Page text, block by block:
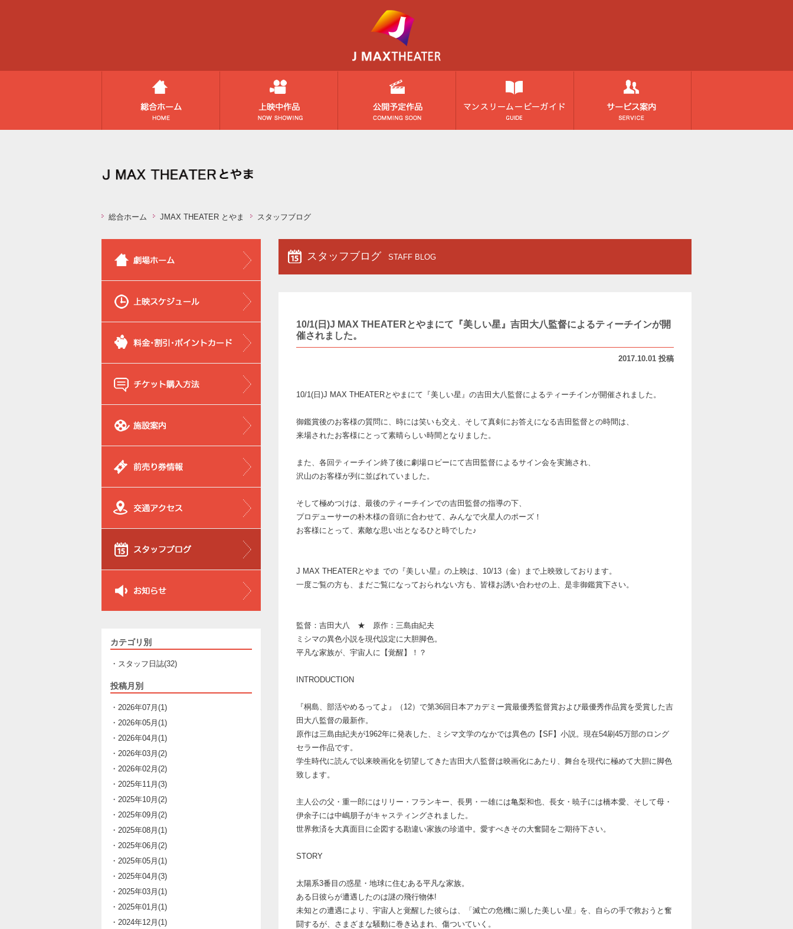
総合ホーム JMAX THEATER とやま スタッフブログ
カテゴリ別
・スタッフ日誌(32)
投稿月別
・2026年07月(1)
・2026年05月(1)
・2026年04月(1)
・2026年03月(2)
・2026年02月(2)
・2025年11月(3)
・2025年10月(2)
・2025年09月(2)
・2025年08月(1)
・2025年06月(2)
・2025年05月(1)
・2025年04月(3)
・2025年03月(1)
・2025年01月(1)
・2024年12月(1)
スタッフブログ STAFF BLOG
10/1(日)J MAX THEATERとやまにて『美しい星』吉田大八監督によるティーチインが開
催されました。
2017.10.01 投稿
10/1(日)J MAX THEATERとやまにて『美しい星』の吉田大八監督によるティーチインが開催されました。
御鑑賞後のお客様の質問に、時には笑いも交え、そして真剣にお答えになる吉田監督との時間は、
来場されたお客様にとって素晴らしい時間となりました。
また、各回ティーチイン終了後に劇場ロビーにて吉田監督によるサイン会を実施され、
沢山のお客様が列に並ばれていました。
そして極めつけは、最後のティーチインでの吉田監督の指導の下、
プロデューサーの朴木様の音頭に合わせて、みんなで火星人のポーズ！
お客様にとって、素敵な思い出となるひと時でした♪
J MAX THEATERとやま での『美しい星』の上映は、10/13（金）まで上映致しております。
一度ご覧の方も、まだご覧になっておられない方も、皆様お誘い合わせの上、是非御鑑賞下さい。
監督：吉田大八 ★ 原作：三島由紀夫
ミシマの異色小説を現代設定に大胆脚色。
平凡な家族が、宇宙人に【覚醒】！？
INTRODUCTION
『桐島、部活やめるってよ』（12）で第36回日本アカデミー賞最優秀監督賞および最優秀作品賞を受賞した吉
田大八監督の最新作。
原作は三島由紀夫が1962年に発表した、ミシマ文学のなかでは異色の【SF】小説。現在54刷45万部のロング
セラー作品です。
学生時代に読んで以来映画化を切望してきた吉田大八監督は映画化にあたり、舞台を現代に極めて大胆に脚色
致します。
主人公の父・重一郎にはリリー・フランキー、長男・一雄には亀梨和也、長女・暁子には橋本愛、そして母・
伊余子には中嶋朋子がキャスティングされました。
世界救済を大真面目に企図する勘違い家族の珍道中。愛すべきその大奮闘をご期待下さい。
STORY
太陽系3番目の惑星・地球に住むある平凡な家族。
ある日彼らが遭遇したのは謎の飛行物体!
未知との遭遇により、宇宙人と覚醒した彼らは、「滅亡の危機に瀕した美しい星」を、自らの手で救おうと奮
闘するが、さまざまな騒動に巻き込まれ、傷ついていく。